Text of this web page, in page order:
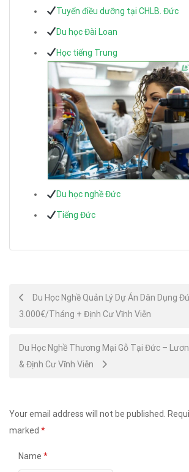
Tuyển điều dưỡng tại CHLB. Đức
Du học Đài Loan
Học tiếng Trung
Du học nghề Đức
Tiếng Đức
Post
navigation
Du Học Nghề Quản Lý Dự Án Dân Dụng
3.000€/Tháng + Định Cư Vĩnh Viễn
Du Học Nghề Thương Mại Gỗ Tại Đức –
& Định Cư Vĩnh Viễn
Your email address will not be published.
marked *
Name *